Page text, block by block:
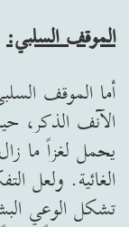
الموقف السلبي:
أما الموقف
الآنف الذكر،
يحمل لغزاً ما
الغائية. ولعل
تشكل الوعي